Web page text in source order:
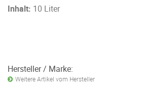
Inhalt: 10 Liter
Hersteller / Marke:
Weitere Artikel vom Hersteller